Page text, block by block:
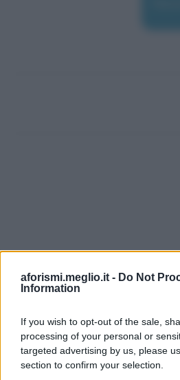
aforismi.meglio.it - Do Not
Information
If you wish to opt-out of the sale,
processing of your personal or
targeted advertising by us, please
section to confirm your selection.
Ricevi LE FRASI PIÙ